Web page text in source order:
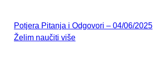
Potjera Pitanja i Odgovori – 04/06/2025
Želim naučiti više